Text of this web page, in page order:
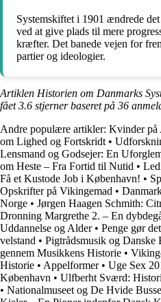
Systemskiftet i 1901 ændrede
ved at give plads til mere
kræfter. Det banede vejen for
partier og ideologier.
Artiklen Historien om Danmarks
fået3.6 stjerner baseret på 36
Andre populære artikler: Kvinder på
om Lighed og Fortskridt •
Lensmand og Godsejer: En
om Heste – Fra Fortid til Nutid •
Få et Kustode Job i København! •
Opskrifter på Vikingemad •
Norge • Jørgen Haagen Schmith:
Dronning Margrethe 2. – En
Uddannelse og Alder• Penge gør
velstand • Pigtrådsmusik og Danske
gennem Musikkens Historie •
Historie • Appelformer• Uge Sex
København • Ulfberht Sværd:
• Nationalmuseet og De Hvide